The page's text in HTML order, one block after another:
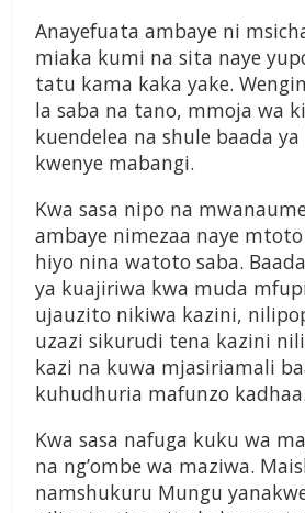
Anayefuata ambaye ni
miaka kumi na sita naye
tatu kama kaka yake.
la saba na tano, mmoja wa
kuendelea na shule baada
kwenye mabangi.
Kwa sasa nipo na
ambaye nimezaa naye
hiyo nina watoto saba.
ya kuajiriwa kwa muda
ujauzito nikiwa kazini,
uzazi sikurudi tena kazini
kazi na kuwa mjasiriamali
kuhudhuria mafunzo kadhaa.
Kwa sasa nafuga kuku wa
na ng’ombe wa maziwa.
namshukuru Mungu